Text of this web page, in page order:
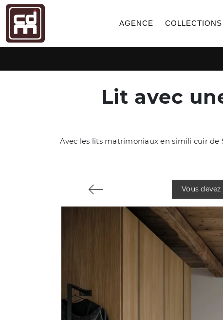
AGENCE COLLECTIONS
Lit avec
Avec les lits matrimoniaux en simili cuir de
Vous